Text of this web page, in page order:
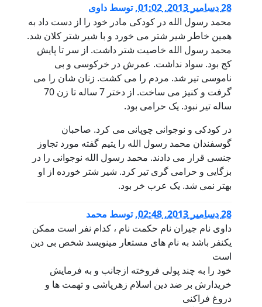
28 دسامبر 2013, 01:02 ,توسط داوی
محمد رسول الله در کودکی مادر خود را از دست داد به
همین خاطر شیر شتر می خورد و با شیر شتر کلان شد.
محمد رسول الله خاصیت شتر داشت. از سر تا پایش
کج بود. سواد نداشت. عمرش در خرکوسی و بی
ناموسی تیر شد. مردم را می کشت. زنان شان را می
گرفت و کنیز می ساخت. از دختر 7 ساله تا زن 70
ساله تیر نبود. یک حرامی بود.
در کودکی و نوجوانی چوپانی می کرد. صاحبان
گوسفندان محمد رسول الله را یتیم گفته مورد تجاوز
جنسی قرار می دادند. محمد رسول الله نوجوانی را در
بزگایی و حرامی گری تیر کرد. شیر شتر خورده از او
بهتر نمی شد. یک عرب خر بود.
28 دسامبر 2013, 02:48 ,توسط محمد
داوی نام جیران نام حکمت نام ، کدام نفر است ممکن
یکنفر باشد به نام های مستعار مینویسد شخص بی دین
است
خود را به چند پولی فروخته ازجانب و به فرمایش
خریدارش بر ضد دین اسلام زهرپاشی و تهمت ها و
دروغ فراکنی